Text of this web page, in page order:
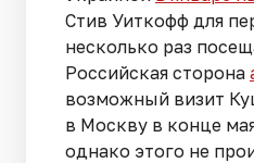
Стив Уиткофф для
несколько раз
Российская сторона
возможный визит
в Москву в конце
однако этого не